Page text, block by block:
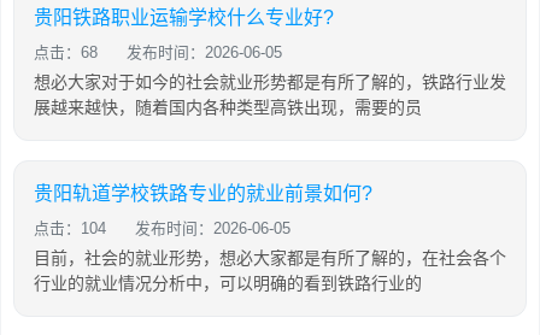
贵阳铁路职业运输学校什么专业好?
点击：68 发布时间：2026-06-05
想必大家对于如今的社会就业形势都是有所了解的，铁路行业发
展越来越快，随着国内各种类型高铁出现，需要的员
贵阳轨道学校铁路专业的就业前景如何?
点击：104 发布时间：2026-06-05
目前，社会的就业形势，想必大家都是有所了解的，在社会各个
行业的就业情况分析中，可以明确的看到铁路行业的